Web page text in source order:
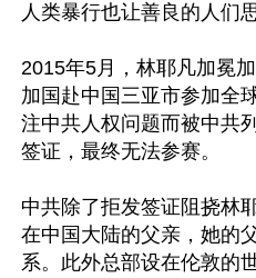
人类暴行也让善良的人们
2015年5月，林耶凡加冕
加国赴中国三亚市参加全
注中共人权问题而被中共
签证，最终无法参赛。
中共除了拒发签证阻挠林
在中国大陆的父亲，她的
系。此外总部设在伦敦的